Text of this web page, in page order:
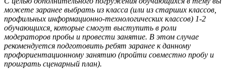
можете заранее выбрать из класса (или из старших классов,
профильных информационно-технологических классов) 1-2
обучающихся, которые смогут выступить в роли
модераторов пробы и провести занятие. В этом случае
рекомендуется подготовить ребят заранее к данному
профориентационному занятию (пройти совместно пробу и
проиграть сценарный план).